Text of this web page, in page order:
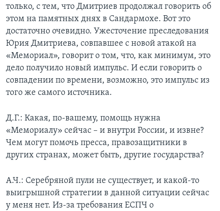
только, с тем, что Дмитриев продолжал говорить об
этом на памятных днях в Сандармохе. Вот это
достаточно очевидно. Ужесточение преследования
Юрия Дмитриева, совпавшее с новой атакой на
«Мемориал», говорит о том, что, как минимум, это
дело получило новый импульс. И если говорить о
совпадении по времени, возможно, это импульс из
того же самого источника.
Д.Г.: Какая, по-вашему, помощь нужна
«Мемориалу» сейчас – и внутри России, и извне?
Чем могут помочь пресса, правозащитники в
других странах, может быть, другие государства?
А.Ч.: Серебряной пули не существует, и какой-то
выигрышной стратегии в данной ситуации сейчас
у меня нет. Из-за требования ЕСПЧ о